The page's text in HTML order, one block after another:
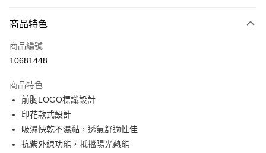
信用卡一次付款
LINE Pay
悠遊付
Google Pay
運送方式
商品特色
商品編號
10681448
商品特色
前胸LOGO標識設計
印花款式設計
吸濕快乾不濕黏，透氣舒適性佳
抗紫外線功能，抵擋陽光熱能